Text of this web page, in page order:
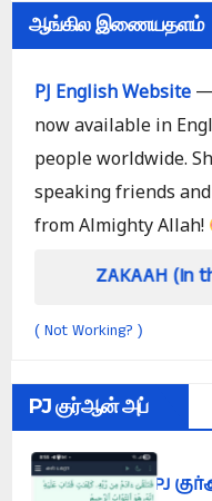
ஆங்கில இணையதளம்
PJ English Website —
now available in
people worldwide.
speaking friends
from Almighty Allah!
(In the light of
( Not Working? )
PJ குர்ஆன் அப்
PJ